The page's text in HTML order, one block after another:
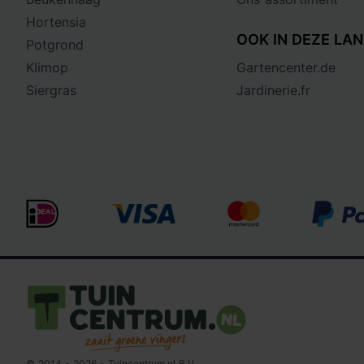
Hortensia
Potgrond
Klimop
Siergras
OOK IN DEZE
Gartencenter.de
Jardinerie.fr